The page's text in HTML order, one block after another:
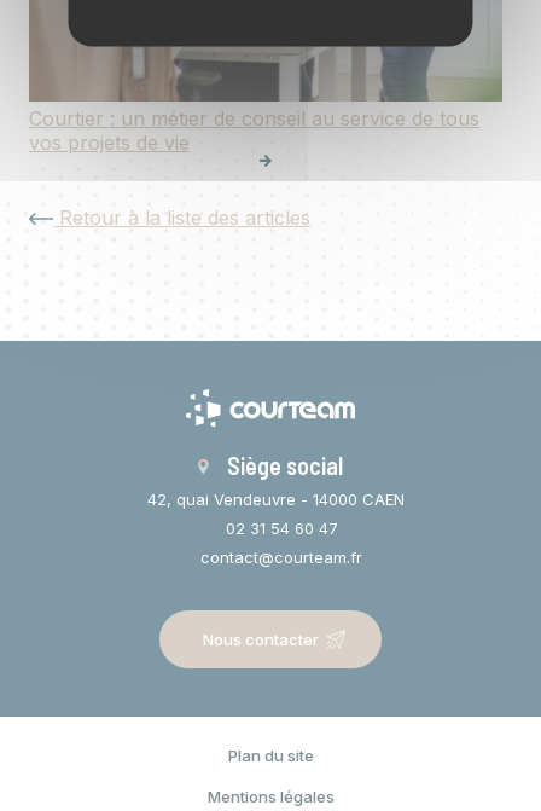
Espace privé
Courtier : un métier de conseil au service de tous
vos projets de vie
Retour à la liste des articles
Siège social
42, quai Vendeuvre - 14000 CAEN
02 31 54 60 47
contact@courteam.fr
Nous contacter
Plan du site
Mentions légales